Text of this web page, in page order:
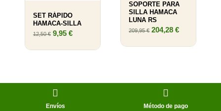
SET RÁPIDO
HAMACA-SILLA
12,50 € 9,95 €
SOPORTE PARA
SILLA HAMACA
LUNA RS
209,95 € 204,28 €
Envíos Método de pago